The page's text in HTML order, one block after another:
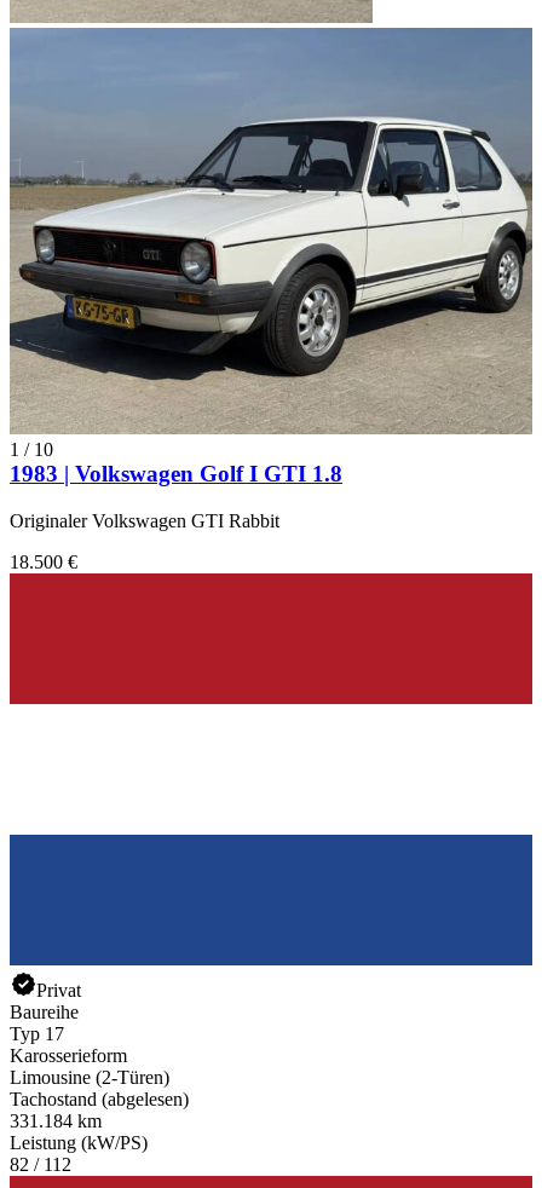
Volkswagen Typ 155
Volkswagen Typ 17
Volkswagen Typ 330
Volkswagen Typ AU
Volkswagen Typ CD
Volkswagen Modelle
Volkswagen Beetle
Volkswagen Buggy
Volkswagen Corrado
Volkswagen Jetta
Volkswagen Karmann Ghia
Volkswagen Käfer
Volkswagen Kübel
Volkswagen New Beetle
Volkswagen Passat
Volkswagen Transporter
1 / 10
1983 | Volkswagen Golf I GTI 1.8
Originaler Volkswagen GTI Rabbit
18.500 €
Privat
Baureihe
Typ 17
Karosserieform
Limousine (2-Türen)
Tachostand (abgelesen)
331.184 km
Leistung (kW/PS)
82 / 112